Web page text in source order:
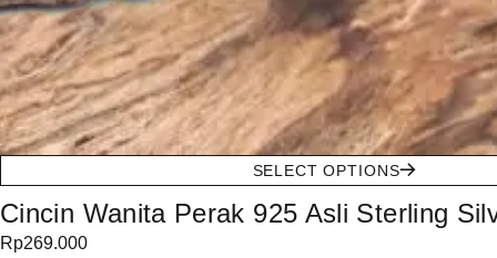
SELECT OPTIONS
Cincin Wanita Perak 925 Asli Sterling
Rp269.000